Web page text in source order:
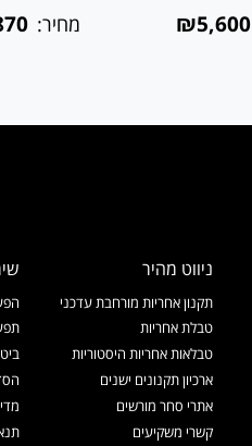
₪5,600 מחיר:
ניווט מהיר
תקנון אחריות מורחבת עדכני
טבלת אחריות
טבלאות אחריות היסטוריות
ארכיון תקנונים ישנים
אתרי סחר מורשים
קשרי משקיעים